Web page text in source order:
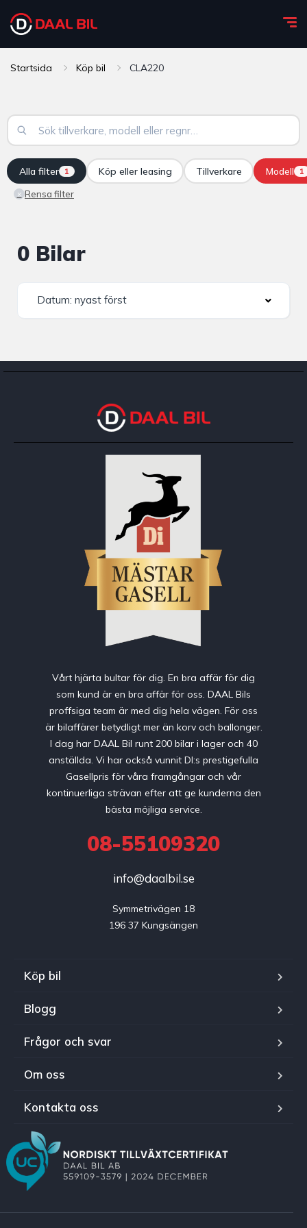
Startsida Köp bil CLA220
Alla filter 1
× Rensa filter
Köp eller leasing Tillverkare Modell 1
0 Bilar
Datum: nyast först
Vårt hjärta bultar för dig. En bra affär för dig
som kund är en bra affär för oss. DAAL Bils
proffsiga team är med dig hela vägen. För oss
är bilaffärer betydligt mer än korv och ballonger.
I dag har DAAL Bil runt 200 bilar i lager och 40
anställda. Vi har också vunnit DI:s prestigefulla
Gasellpris för våra framgångar och vår
kontinuerliga strävan efter att ge kunderna den
bästa möjliga service.
08-55109320
info@daalbil.se
Symmetrivägen 18
196 37 Kungsängen
Köp bil
Blogg
Frågor och svar
Om oss
Kontakta oss